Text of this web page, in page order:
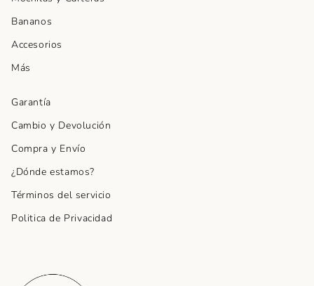
Bananos
Accesorios
Más
Garantía
Cambio y Devolución
Compra y Envío
¿Dónde estamos?
Términos del servicio
Politica de Privacidad